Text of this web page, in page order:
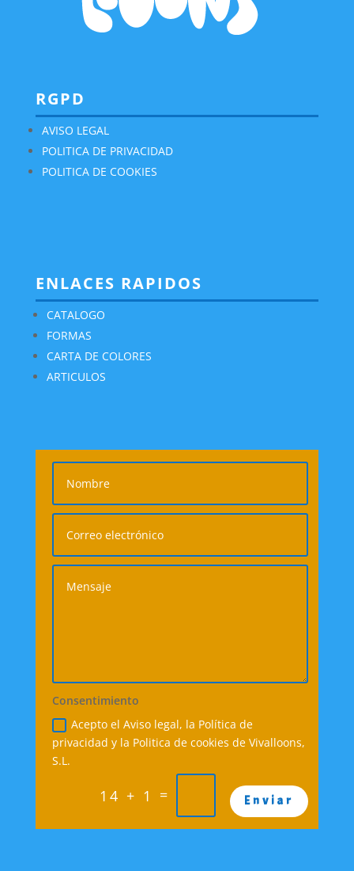
RGPD
AVISO LEGAL
POLITICA DE PRIVACIDAD
POLITICA DE COOKIES
ENLACES RAPIDOS
CATALOGO
FORMAS
CARTA DE COLORES
ARTICULOS
Consentimiento
Acepto el Aviso legal, la Política de
privacidad y la Politica de cookies de Vivalloons,
S.L.
14 + 1 = Enviar